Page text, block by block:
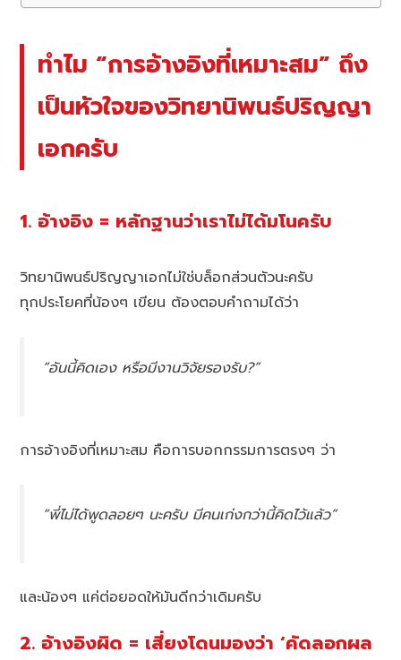
ทำไม “การอ้างอิงที่เหมาะสม” ถึง
เป็นหัวใจของวิทยานิพนธ์ปริญญา
เอกครับ
1. อ้างอิง = หลักฐานว่าเราไม่ได้มโนครับ
วิทยานิพนธ์ปริญญาเอกไม่ใช่บล็อกส่วนตัวนะครับ
ทุกประโยคที่น้องๆ เขียน ต้องตอบคำถามได้ว่า
“อันนี้คิดเอง หรือมีงานวิจัยรองรับ?”
การอ้างอิงที่เหมาะสม คือการบอกกรรมการตรงๆ ว่า
“พี่ไม่ได้พูดลอยๆ นะครับ มีคนเก่งกว่านี้คิดไว้แล้ว”
และน้องๆ แค่ต่อยอดให้มันดีกว่าเดิมครับ
2. อ้างอิงผิด = เสี่ยงโดนมองว่า ‘คัดลอกผล